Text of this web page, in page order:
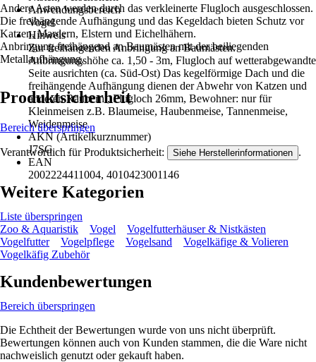
Anwendungsbereich
Vogel
Hinweis
Zur freihängenden Anbringung an Baumästen.
Anbringungshöhe ca. 1,50 - 3m, Flugloch auf wetterabgewandte
Seite ausrichten (ca. Süd-Ost) Das kegelförmige Dach und die
freihängende Aufhängung dienen der Abwehr von Katzen und
anderen Räubern., Flugloch 26mm, Bewohner: nur für
Kleinmeisen z.B. Blaumeise, Haubenmeise, Tannenmeise,
Weidenmeise
AKN (Artikelkurznummer)
J7SG
EAN
2002224411004, 4010423001146
Andere Arten werden durch das verkleinerte Flugloch ausgeschlossen.
Die freihängende Aufhängung und das Kegeldach bieten Schutz vor
Katzen, Mardern, Elstern und Eichelhähern.
Anbringung freihängend an Baumästen mit der beiliegenden
Metallaufhängung.
Produktsicherheit
Bereich überspringen
Verantwortlich für Produktsicherheit: Siehe Herstellerinformationen .
Weitere Kategorien
Liste überspringen
Zoo & Aquaristik
Vogel
Vogelfutterhäuser & Nistkästen
Vogelfutter
Vogelpflege Vogelsand
Vogelkäfige & Volieren
Vogelkäfig Zubehör
Kundenbewertungen
Bereich überspringen
Die Echtheit der Bewertungen wurde von uns nicht überprüft.
Bewertungen können auch von Kunden stammen, die die Ware nicht
nachweislich genutzt oder gekauft haben.